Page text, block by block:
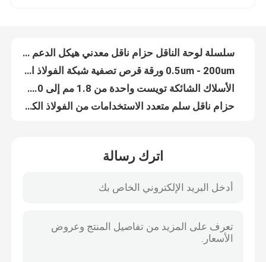
مراقبة الجودة
اتصل بنا
القضايا
سلسلة لوحة الناقل حزام ناقل معدني هيكل الدعم الذاتي
0.5um - 200um ورقة قرص تصفية شبكة الفولاذ المقاوم للصدأ 304
الأسلاك الشائكة تويست واحدة من 1.8 مم إلى 3.0 مم قطر السلك
حزام ناقل سلم متعدد الاستخدامات من الفولاذ الكربوني والفولاذ المجلفن
اترك رسالة